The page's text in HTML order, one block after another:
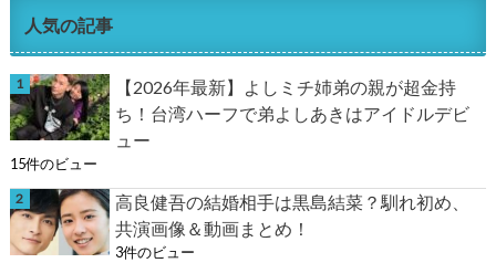
人気の記事
【2026年最新】よしミチ姉弟の親が超金持
ち！台湾ハーフで弟よしあきはアイドルデビ
ュー
15件のビュー
高良健吾の結婚相手は黒島結菜？馴れ初め、
共演画像＆動画まとめ！
3件のビュー